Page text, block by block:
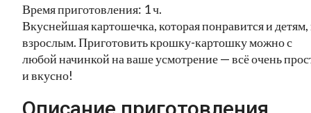
Время приготовления: 1 ч.
Вкуснейшая картошечка, которая понравится и детям,
взрослым. Приготовить крошку-картошку можно с
любой начинкой на ваше усмотрение — всё очень
и вкусно!